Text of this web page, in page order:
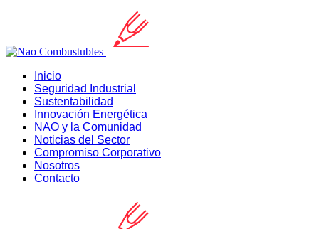
Inicio
Seguridad Industrial
Sustentabilidad
Innovación Energética
NAO y la Comunidad
Noticias del Sector
Compromiso Corporativo
Nosotros
Contacto